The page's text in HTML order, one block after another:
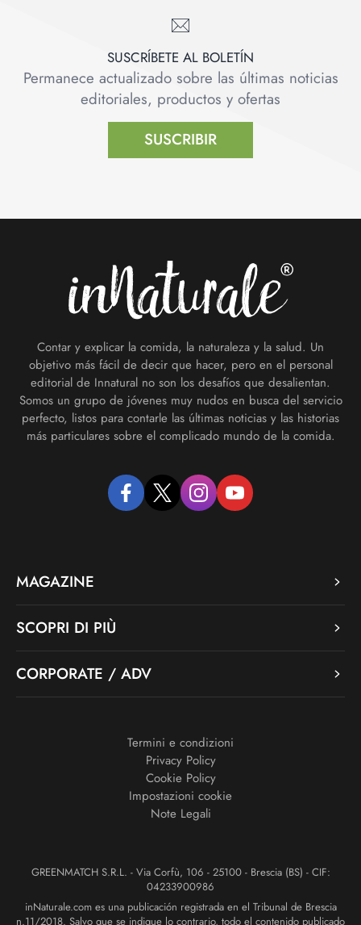
SUSCRÍBETE AL BOLETÍN
Permanece actualizado sobre las últimas noticias
editoriales, productos y ofertas
SUSCRIBIR
Contar y explicar la comida, la naturaleza y la salud. Un
objetivo más fácil de decir que hacer, pero en el personal
editorial de Innatural no son los desafíos que desalientan.
Somos un grupo de jóvenes muy nudos en busca del servicio
perfecto, listos para contarle las últimas noticias y las historias
más particulares sobre el complicado mundo de la comida.
facebooktwitter instagramyoutube
MAGAZINE
SCOPRI DI PIÙ
CORPORATE / ADV
Termini e condizioni
Privacy Policy
Cookie Policy
Impostazioni cookie
Note Legali
GREENMATCH S.R.L. - Via Corfù, 106 - 25100 - Brescia (BS) - CIF:
04233900986
inNaturale.com es una publicación registrada en el Tribunal de Brescia
n.11/2018. Salvo que se indique lo contrario, todo el contenido publicado